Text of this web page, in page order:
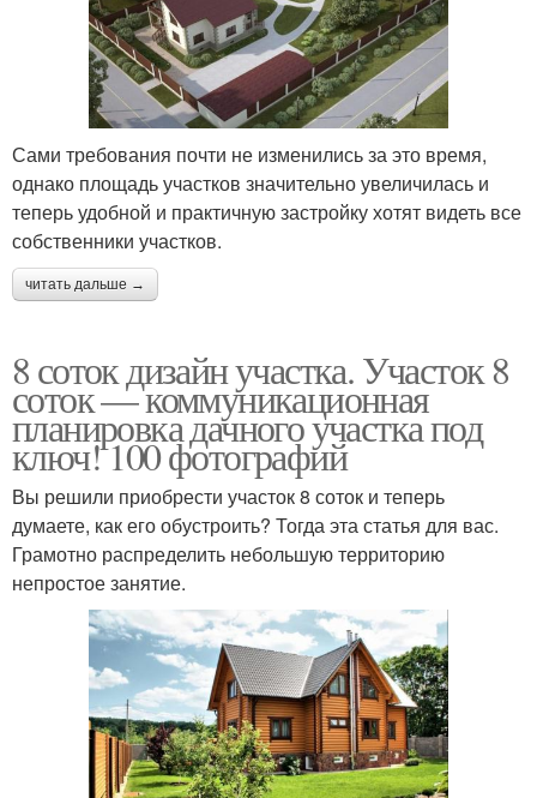
Сами требования почти не изменились за это время,
однако площадь участков значительно увеличилась и
теперь удобной и практичную застройку хотят видеть все
собственники участков.
читать дальше →
8 соток дизайн участка. Участок 8
соток — коммуникационная
планировка дачного участка под
ключ! 100 фотографий
Вы решили приобрести участок 8 соток и теперь
думаете, как его обустроить? Тогда эта статья для вас.
Грамотно распределить небольшую территорию
непростое занятие.